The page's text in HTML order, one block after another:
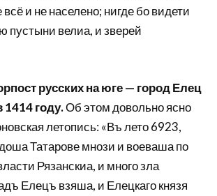
и не населено; нигде бо видети
пустыни велиа, и зверей
русских на юге — город Елец
году.Об этом довольно ясно
летопись: «Въ лето 6923,
Татарове мнози и воеваша по
Рязанскиа, и много зла
Елецъ взяша, и Елецкаго князя